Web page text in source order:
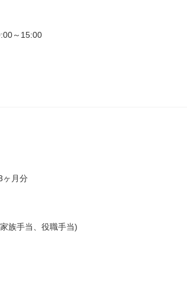
～15:00
ヶ月分
手当、役職手当)